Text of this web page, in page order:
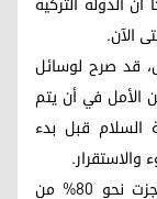
الآن.
قد صرح لوسائل
6 تموز 2026، بإعرابه عن الأمل في أن يتم
السلام قبل بدء
والاستقرار.
وأشار رئيس البرلمان إلى أن عملية السلام أنجزت نحو 80% من